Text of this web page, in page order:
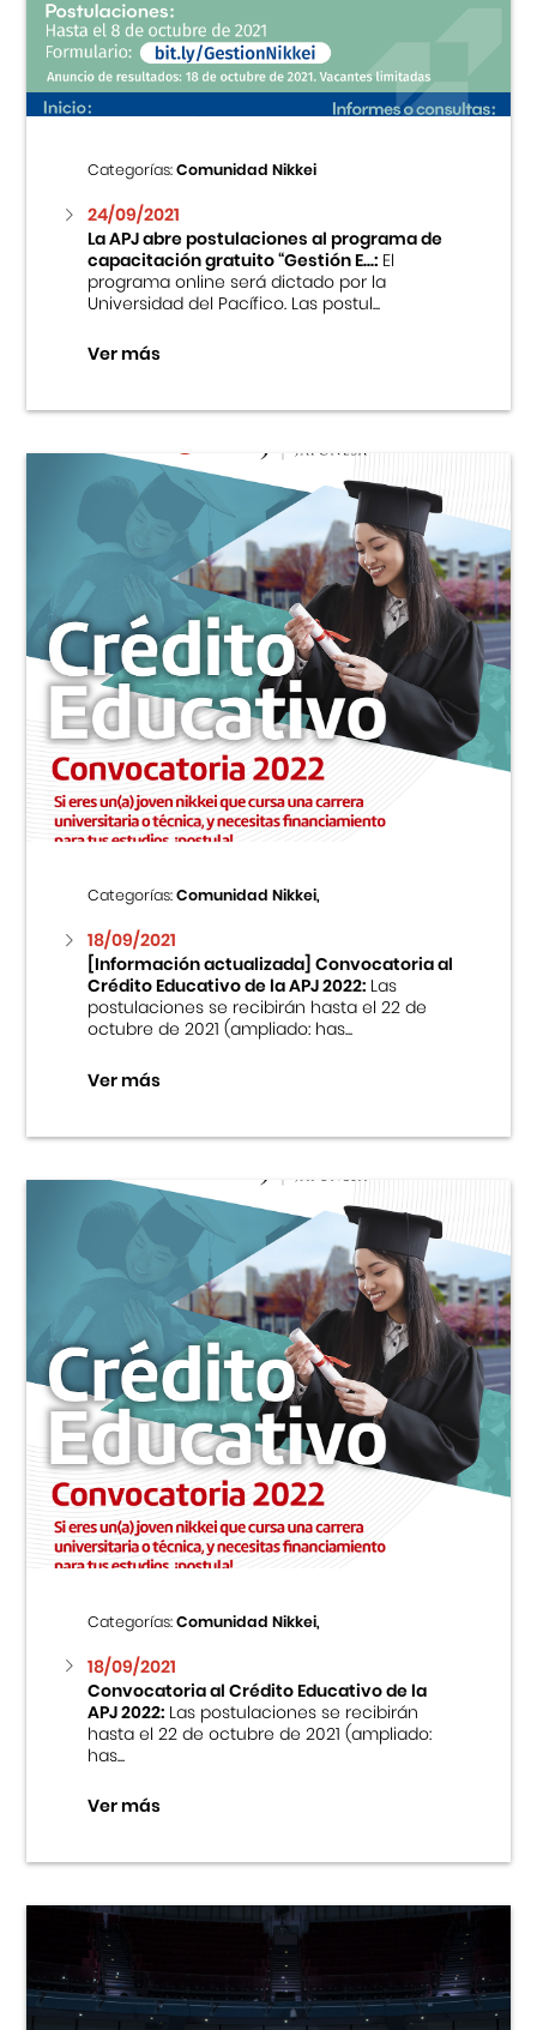
Centro Cultural Peruano Japonés
Cursos
Museo de la Inmigración Japonesa
Fondo Editorial
Teatro Peruano Japonés
Categorías:Comunidad Nikkei
24/09/2021
La APJ abre postulaciones al programa de
capacitación gratuito “Gestión E...:El
programa online será dictado por la
Universidad del Pacífico. Las postul...
Ver más
Categorías:Comunidad Nikkei,
18/09/2021
[Información actualizada] Convocatoria al
Crédito Educativo de la APJ 2022:Las
postulaciones se recibirán hasta el 22 de
octubre de 2021 (ampliado: has...
Ver más
Categorías:Comunidad Nikkei,
18/09/2021
Convocatoria al Crédito Educativo de la
APJ 2022:Las postulaciones se recibirán
hasta el 22 de octubre de 2021 (ampliado:
has...
Ver más